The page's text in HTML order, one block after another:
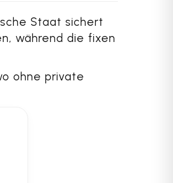
Staat sichert
während die fixen
ohne private